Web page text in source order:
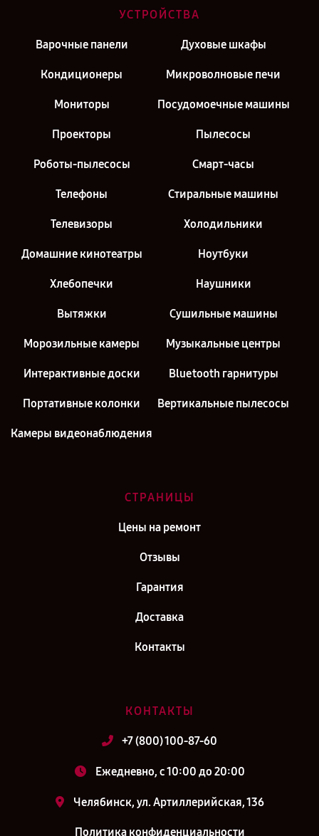
УСТРОЙСТВА
Варочные панели Духовые шкафы
Кондиционеры Микроволновые печи
Мониторы Посудомоечные машины
Проекторы Пылесосы
Роботы-пылесосы Смарт-часы
Телефоны Стиральные машины
Телевизоры Холодильники
Домашние кинотеатры Ноутбуки
Хлебопечки Наушники
Вытяжки Сушильные машины
Морозильные камеры Музыкальные центры
Интерактивные доски Bluetooth гарнитуры
Портативные колонки Вертикальные пылесосы
Камеры видеонаблюдения
СТРАНИЦЫ
Цены на ремонт
Отзывы
Гарантия
Доставка
Контакты
КОНТАКТЫ
+7 (800) 100-87-60
Ежедневно, с 10:00 до 20:00
Челябинск, ул. Артиллерийская, 136
Политика конфиденциальности